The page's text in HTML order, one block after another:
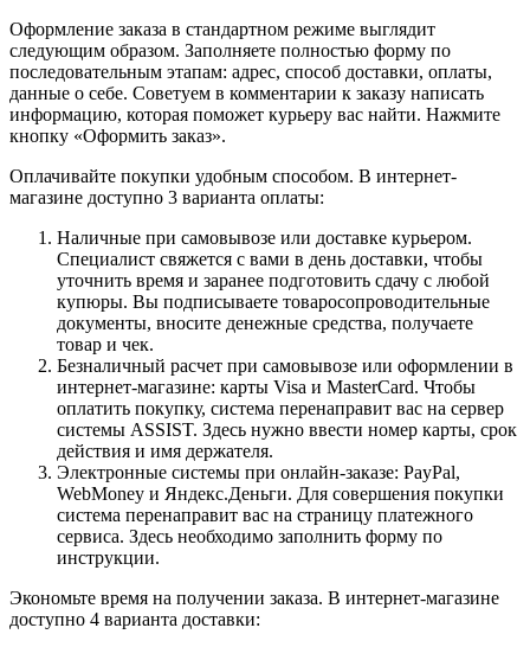
Оформление заказа в стандартном режиме выглядит
следующим образом. Заполняете полностью форму по
последовательным этапам: адрес, способ доставки, оплаты,
данные о себе. Советуем в комментарии к заказу написать
информацию, которая поможет курьеру вас найти. Нажмите
кнопку «Оформить заказ».
Оплачивайте покупки удобным способом. В интернет-
магазине доступно 3 варианта оплаты:
Наличные при самовывозе или доставке курьером.
Специалист свяжется с вами в день доставки, чтобы
уточнить время и заранее подготовить сдачу с любой
купюры. Вы подписываете товаросопроводительные
документы, вносите денежные средства, получаете
товар и чек.
Безналичный расчет при самовывозе или оформлении в
интернет-магазине: карты Visa и MasterCard. Чтобы
оплатить покупку, система перенаправит вас на сервер
системы ASSIST. Здесь нужно ввести номер карты, срок
действия и имя держателя.
Электронные системы при онлайн-заказе: PayPal,
WebMoney и Яндекс.Деньги. Для совершения покупки
система перенаправит вас на страницу платежного
сервиса. Здесь необходимо заполнить форму по
инструкции.
Экономьте время на получении заказа. В интернет-магазине
доступно 4 варианта доставки: